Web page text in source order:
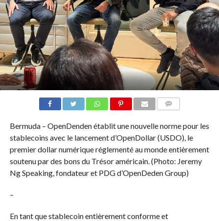
Bermuda – OpenDenden établit une nouvelle norme pour les
stablecoins avec le lancement d’OpenDollar (USDO), le
premier dollar numérique réglementé au monde entièrement
soutenu par des bons du Trésor américain. (Photo: Jeremy
Ng Speaking, fondateur et PDG d’OpenDeden Group)
–
En tant que stablecoin entièrement conforme et